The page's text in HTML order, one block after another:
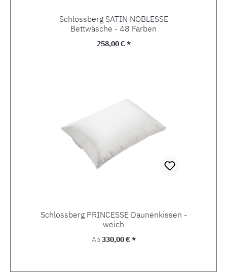
Schlossberg SATIN NOBLESSE
Bettwäsche - 48 Farben
Regulärer Preis:
258,00 € *
Schlossberg PRINCESSE Daunenkissen -
weich
Regulärer Preis:
Ab330,00 € *